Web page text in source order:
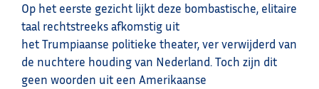
Op het eerste gezicht lijkt deze bombastische, elitaire
taal rechtstreeks afkomstig uit
het Trumpiaanse politieke theater, ver verwijderd van
de nuchtere houding van Nederland. Toch zijn dit
geen woorden uit een Amerikaanse